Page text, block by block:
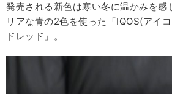
発売される新色は寒い冬に温かみを感
リアな青の2色を使った「IQOS(アイ
ドレッド」。